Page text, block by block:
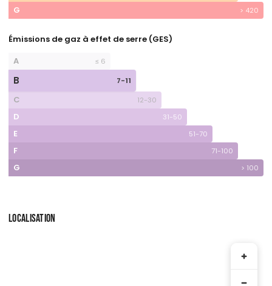
G > 420
Émissions de gaz à effet de serre (GES)
A
≤ 6
B 7-11
C 12-30
D 31-50
E 51-70
F 71-100
G > 100
LOCALISATION